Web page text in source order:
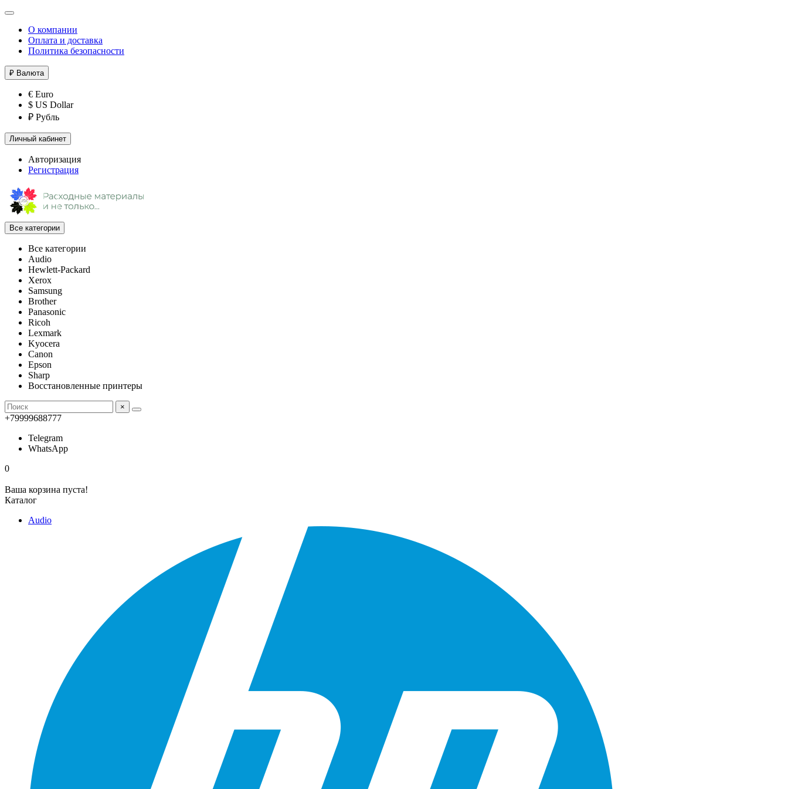
О компании
Оплата и доставка
Политика безопасности
₽ Валюта
€ Euro
$ US Dollar
₽ Рубль
Личный кабинет
Авторизация
Регистрация
Все категории
Все категории
Audio
Hewlett-Packard
Xerox
Samsung
Brother
Panasonic
Ricoh
Lexmark
Kyocera
Canon
Epson
Sharp
Восстановленные принтеры
×
+79999688777
Telegram
WhatsApp
0
Ваша корзина пуста!
Каталог
Audio